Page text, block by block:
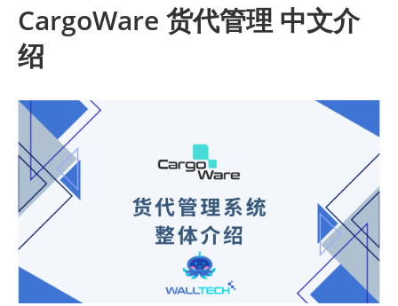
CargoWare 货代管理 中文介
绍